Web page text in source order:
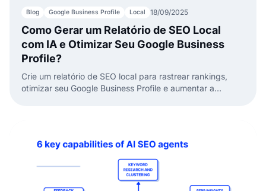
Blog Google Business Profile Local 18/09/2025
Como Gerar um Relatório de SEO Local
com IA e Otimizar Seu Google Business
Profile?
Crie um relatório de SEO local para rastrear rankings,
otimizar seu Google Business Profile e aumentar a